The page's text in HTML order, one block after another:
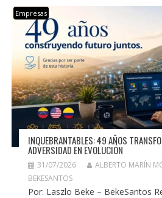
Empresas
INQUEBRANTABLES: 49 AÑOS
ADVERSIDAD EN EVOLUCIÓN
31/07/2026
ALBERTO MARÍN
BEKESANTOS
Por: Laszlo Beke – BekeSantos